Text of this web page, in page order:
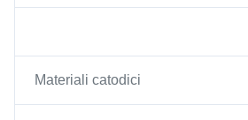
Materiali catodici